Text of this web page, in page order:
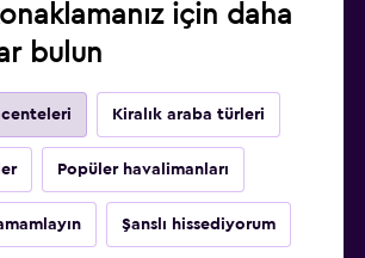
için daha
bulun
Kiralık araba türleri
Popüler havalimanları
Şanslı hissediyorum